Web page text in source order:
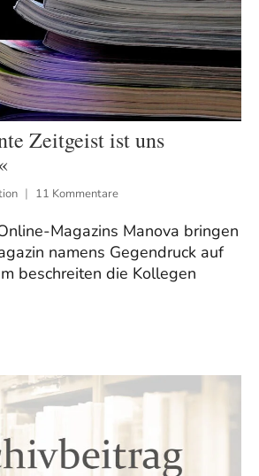
Zeitgeist ist uns
11 Kommentare
Magazins Manova bringen
namens Gegendruck auf
beschreiten die Kollegen